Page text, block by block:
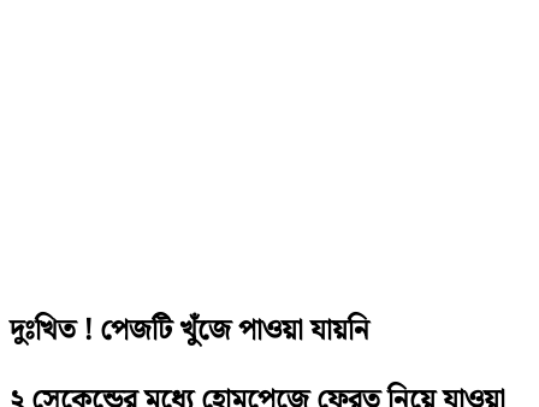
দুঃখিত ! পেজটি খুঁজে পাওয়া যায়নি